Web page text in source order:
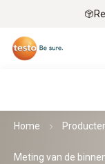
Home
Meting van de